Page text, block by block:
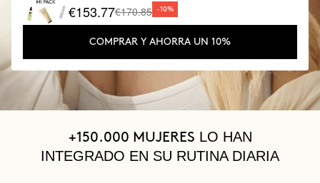
€153.77€170.85 -10%
COMPRAR Y AHORRA UN 10%
+150.000 MUJERES LO HAN
INTEGRADO EN SU RUTINA DIARIA